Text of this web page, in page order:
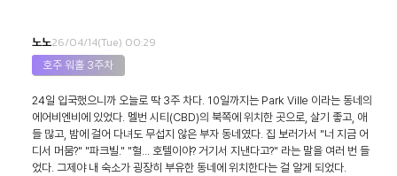
노노26/04/14(Tue) 00:29
호주 워홀 3주차
24일 입국했으니까 오늘로 딱 3주 차다. 10일까지는 Park Ville 이라는 동네의
에어비엔비에 있었다. 멜번 시티(CBD)의 북쪽에 위치한 곳으로, 살기 좋고, 애
들 많고, 밤에 걸어 다녀도 무섭지 않은 부자 동네였다. 집 보러가서 "너 지금 어
디서 머뭄?" "파크빌." "헐... 호텔이야? 거기서 지낸다고?" 라는 말을 여러 번 들
었다. 그제야 내 숙소가 굉장히 부유한 동네에 위치한다는 걸 알게 되었다.